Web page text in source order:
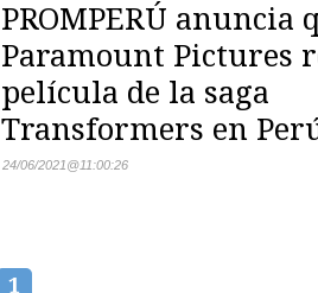
PROMPERÚ anuncia
Paramount Pictures
película de la saga
Transformers en
24/06/2021@11:00:26
1